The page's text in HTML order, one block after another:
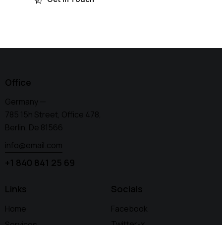
Office
Germany —
785 15h Street, Office 478,
Berlin, De 81566
info@email.com
+1 840 841 25 69
Links
Home
Socials
Facebook